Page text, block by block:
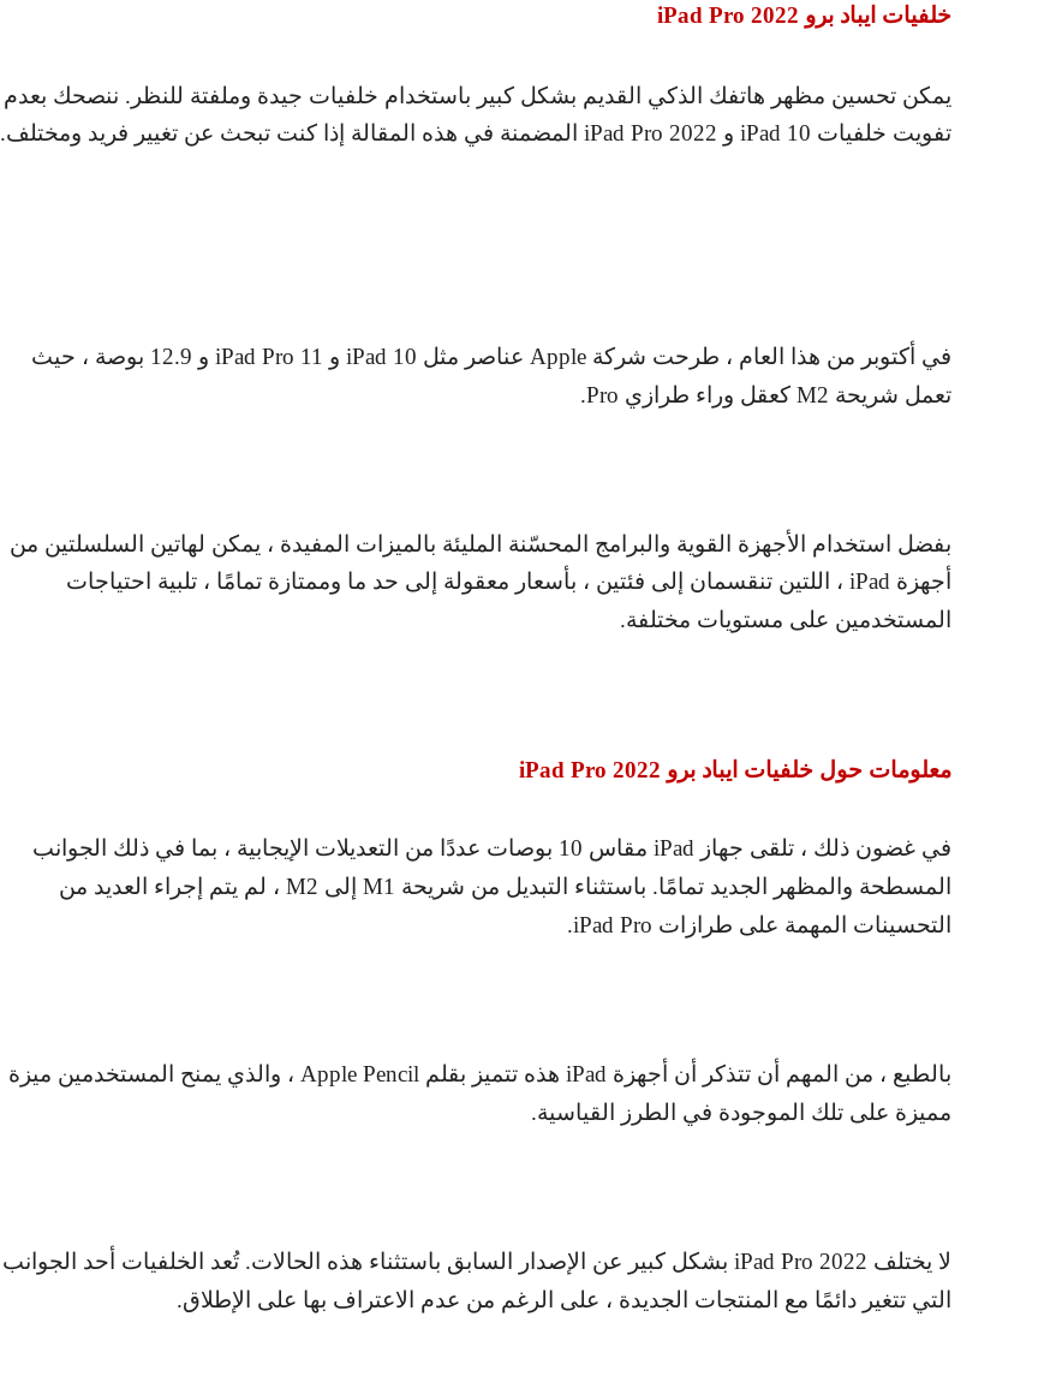
خلفيات ايباد برو iPad Pro 2022
يمكن تحسين مظهر هاتفك الذكي القديم بشكل كبير باستخدام خلفيات جيدة وملفتة للنظر. ننصحك بعدم
تفويت خلفيات iPad 10 و iPad Pro 2022 المضمنة في هذه المقالة إذا كنت تبحث عن تغيير فريد ومختلف.
في أكتوبر من هذا العام ، طرحت شركة Apple عناصر مثل iPad 10 و iPad Pro 11
و 12.9 بوصة ، حيث
تعمل شريحة M2 كعقل وراء طرازي Pro
.
بفضل استخدام الأجهزة القوية والبرامج المحسّنة المليئة بالميزات المفيدة ، يمكن لهاتين السلسلتين من
أجهزة iPad ، اللتين تنقسمان إلى فئتين ، بأسعار معقولة إلى حد ما وممتازة تمامًا ، تلبية احتياجات
المستخدمين على مستويات مختلفة.
معلومات حول خلفيات ايباد برو iPad Pro 2022
في غضون ذلك ، تلقى جهاز iPad
مقاس 10 بوصات عددًا من التعديلات الإيجابية ، بما في ذلك الجوانب
المسطحة والمظهر الجديد تمامًا. باستثناء التبديل من شريحة M1 إلى M2 ، لم يتم إجراء العديد من
التحسينات المهمة على طرازات iPad Pro
.
بالطبع ، من المهم أن تتذكر أن أجهزة iPad هذه تتميز بقلم Apple Pencil ، والذي يمنح المستخدمين ميزة
مميزة على تلك الموجودة في الطرز القياسية.
لا يختلف iPad Pro 2022 بشكل كبير عن الإصدار السابق باستثناء هذه الحالات. تُعد الخلفيات أحد الجوانب
التي تتغير دائمًا مع المنتجات الجديدة ، على الرغم من عدم الاعتراف بها على الإطلاق.